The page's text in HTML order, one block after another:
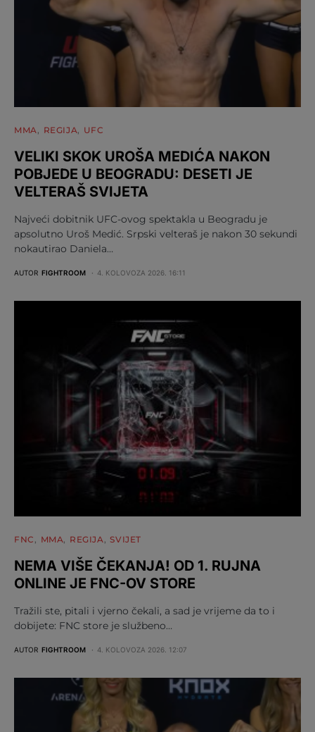
MMA REGIJA UFC
VELIKI SKOK UROŠA MEDIĆA NAKON
POBJEDE U BEOGRADU: DESETI JE
VELTERAŠ SVIJETA
Najveći dobitnik UFC-ovog spektakla u Beogradu je
apsolutno Uroš Medić. Srpski velteraš je nakon 30 sekundi
nokautirao Daniela…
AUTOR FIGHTROOM 4. KOLOVOZA 2026. 16:11
FNC MMA REGIJA SVIJET
NEMA VIŠE ČEKANJA! OD 1. RUJNA
ONLINE JE FNC-OV STORE
Tražili ste, pitali i vjerno čekali, a sad je vrijeme da to i
dobijete: FNC store je službeno…
AUTOR FIGHTROOM 4. KOLOVOZA 2026. 12:07